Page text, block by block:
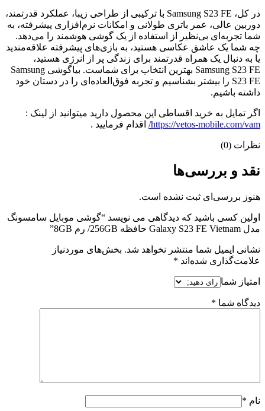
در کل، Samsung S23 FE با ترکیبی از طراحی زیبا، عملکرد قدرتمند،
دوربین عالی، عمر باتری طولانی و امکانات نرم‌افزاری پیشرفته، به
شما تجربه‌ای بی‌نظیر از استفاده از یک گوشی هوشمند را می‌دهد.
چه شما یک عاشق عکاسی هستید، به بازی‌های پیشرفته علاقه‌مندید
یا به دنبال یک همراه قدرتمند برای زندگی پر از انرژی هستید،
Samsung S23 FE بهترین انتخاب برای شماست. بیاگوشی Samsung
S23 FE را بیشتر بشناسیم و تجربه فوق‌العاده‌ای را در دستان خود
داشته باشیم.
اگر تمایل به خرید اقساطی این محصول دارید میتوانید از لینک :
https://vetos-mobile.com/vam/
اقدام فرمایید .
نظرات (0)
نقد و بررسی‌ها
هنوز بررسی‌ای ثبت نشده است.
اولین کسی باشید که دیدگاهی می نویسد “گوشی موبایل سامسونگ
مدل Galaxy S23 FE Vietnam حافظه 256GB/ رم 8GB”
نشانی ایمیل شما منتشر نخواهد شد. بخش‌های موردنیاز
علامت‌گذاری شده‌اند *
امتیاز شما
دیدگاه شما *
نام *